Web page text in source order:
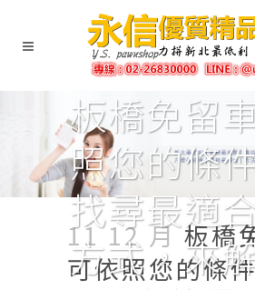
板橋免留
照您的條
找尋最適
方式，來
11 12 月板橋
可依照您的條